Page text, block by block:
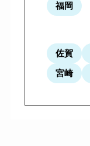
福岡
佐賀
宮崎